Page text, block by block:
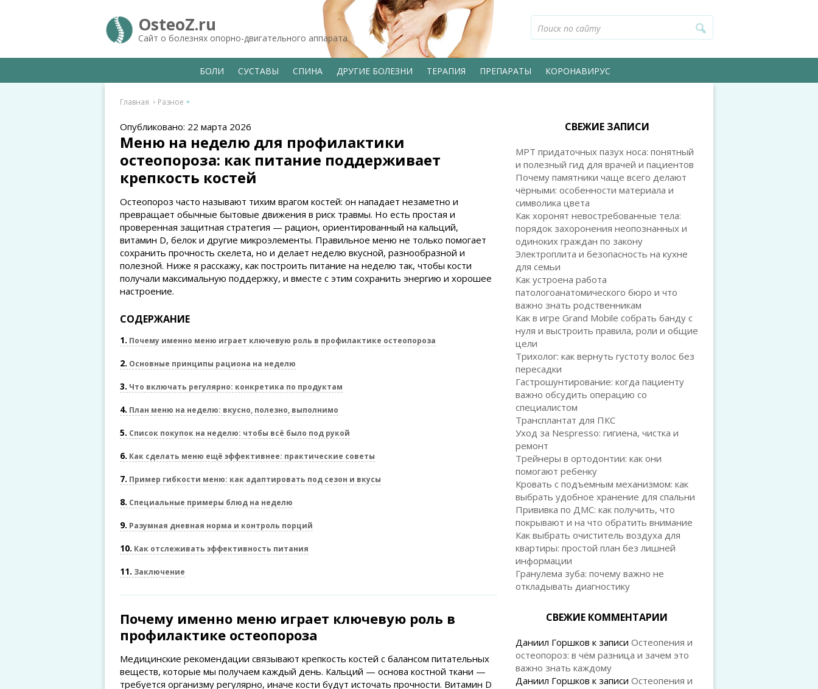
OsteoZ.ru
Сайт о болезнях опорно-двигательного аппарата
БОЛИ СУСТАВЫ СПИНА ДРУГИЕ БОЛЕЗНИ ТЕРАПИЯ ПРЕПАРАТЫ КОРОНАВИРУС
Главная Разное
Опубликовано: 22 марта 2026
Меню на неделю для профилактики
остеопороза: как питание поддерживает
крепкость костей
Остеопороз часто называют тихим врагом костей: он нападает незаметно и
превращает обычные бытовые движения в риск травмы. Но есть простая и
проверенная защитная стратегия — рацион, ориентированный на кальций,
витамин D, белок и другие микроэлементы. Правильное меню не только помогает
сохранить прочность скелета, но и делает неделю вкусной, разнообразной и
полезной. Ниже я расскажу, как построить питание на неделю так, чтобы кости
получали максимальную поддержку, и вместе с этим сохранить энергию и хорошее
настроение.
СОДЕРЖАНИЕ
1 Почему именно меню играет ключевую роль в профилактике остеопороза
2 Основные принципы рациона на неделю
3 Что включать регулярно: конкретика по продуктам
4 План меню на неделю: вкусно, полезно, выполнимо
5 Список покупок на неделю: чтобы всё было под рукой
6 Как сделать меню ещё эффективнее: практические советы
7 Пример гибкости меню: как адаптировать под сезон и вкусы
8 Специальные примеры блюд на неделю
9 Разумная дневная норма и контроль порций
10 Как отслеживать эффективность питания
11 Заключение
Почему именно меню играет ключевую роль в
профилактике остеопороза
Медицинские рекомендации связывают крепкость костей с балансом питательных
веществ, которые мы получаем каждый день. Кальций — основа костной ткани —
требуется организму регулярно, иначе кости будут источать прочности. Витамин D
СВЕЖИЕ ЗАПИСИ
МРТ придаточных пазух носа: понятный
и полезный гид для врачей и пациентов
Почему памятники чаще всего делают
чёрными: особенности материала и
символика цвета
Как хоронят невостребованные тела:
порядок захоронения неопознанных и
одиноких граждан по закону
Электроплита и безопасность на кухне
для семьи
Как устроена работа
патологоанатомического бюро и что
важно знать родственникам
Как в игре Grand Mobile собрать банду с
нуля и выстроить правила, роли и общие
цели
Трихолог: как вернуть густоту волос без
пересадки
Гастрошунтирование: когда пациенту
важно обсудить операцию со
специалистом
Трансплантат для ПКС
Уход за Nespresso: гигиена, чистка и
ремонт
Трейнеры в ортодонтии: как они
помогают ребенку
Кровать с подъемным механизмом: как
выбрать удобное хранение для спальни
Прививка по ДМС: как получить, что
покрывают и на что обратить внимание
Как выбрать очиститель воздуха для
квартиры: простой план без лишней
информации
Гранулема зуба: почему важно не
откладывать диагностику
СВЕЖИЕ КОММЕНТАРИИ
Даниил Горшков к записи Остеопения и
остеопороз: в чём разница и зачем это
важно знать каждому
Даниил Горшков к записи Остеопения и